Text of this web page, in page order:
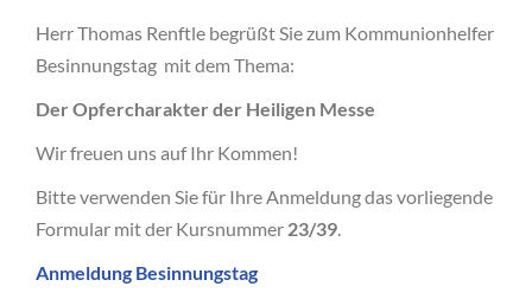
Herr Thomas Renftle begrüßt Sie zum Kommunionhelfer
Besinnungstag mit dem Thema:
Der Opfercharakter der Heiligen Messe
Wir freuen uns auf Ihr Kommen!
Bitte verwenden Sie für Ihre Anmeldung das vorliegende
Formular mit der Kursnummer 23/39.
Anmeldung Besinnungstag